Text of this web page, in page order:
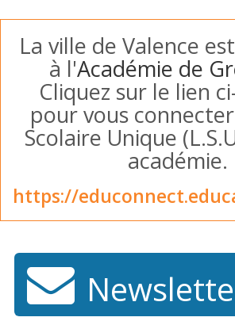
La ville de Valence
à l'Académie de
Cliquez sur le lien
pour vous
Scolaire Unique
académie.
https://